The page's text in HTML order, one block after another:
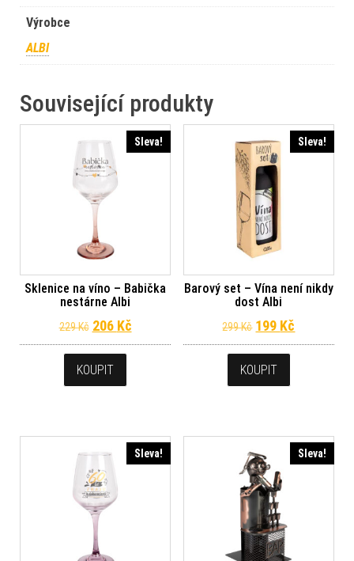
Výrobce
ALBI
Související produkty
Sleva!
Sklenice na víno – Babička
nestárne Albi
229Kč Původní cena byla: 229 Kč.
206 KčAktuální cena je: 206 Kč.
KOUPIT
Sleva!
Barový set – Vína není nikdy
dost Albi
299Kč Původní cena
199 Kč
KOUPIT
Sleva! Sleva!